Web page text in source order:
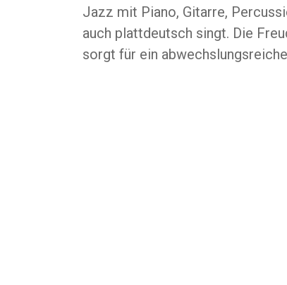
Jazz mit Piano, Gitarre,
auch plattdeutsch singt. Die
sorgt für ein